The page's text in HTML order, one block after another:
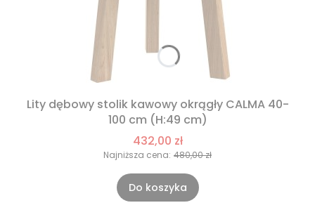
Lity dębowy stolik kawowy okrągły CALMA 40-
100 cm (H:49 cm)
432,00 zł
Najniższa cena: 480,00 zł
Do koszyka